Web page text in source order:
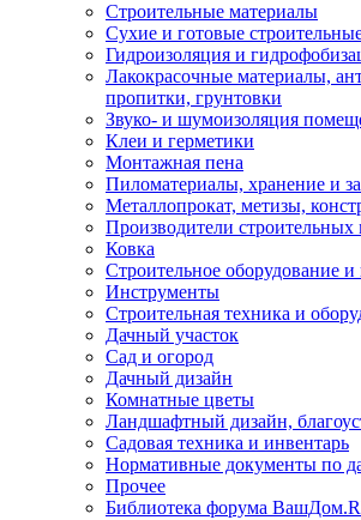
Строительные материалы
Сухие и готовые
Гидроизоляция и
Лакокрасочные материалы,
пропитки, грунтовки
Звуко- и шумоизоляция
Клеи и герметики
Монтажная пена
Пиломатериалы, хранение и
Металлопрокат, метизы,
Производители
Ковка
Строительное оборудование
Инструменты
Строительная техника и
Дачный участок
Сад и огород
Дачный дизайн
Комнатные цветы
Ландшафтный дизайн,
Садовая техника и инвентарь
Нормативные документы по
Прочее
Библиотека форума